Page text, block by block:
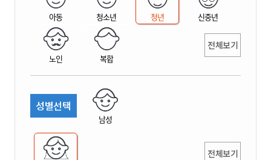
아동 청소년 청년 신중년
노인 복합
전체보기
성별선택
남성
전체보기